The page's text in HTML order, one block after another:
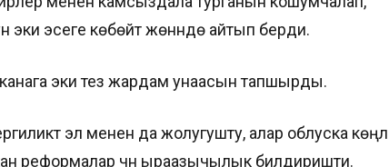
эсеге көбөйтүү жөнүндө айтып берди.
эки тез жардам унаасын тапшырды.
эл менен да жолугушту, алар облуска көңүл
реформалар үчүн ыраазычылык билдиришти.